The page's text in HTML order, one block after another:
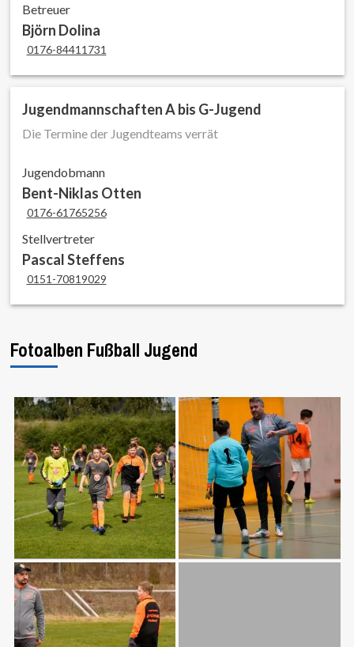
Betreuer
Björn Dolina
0176-84411731
Jugendmannschaften A bis G-Jugend
Die Termine der Jugendteams verrät
Jugendobmann
Bent-Niklas Otten
0176-61765256
Stellvertreter
Pascal Steffens
0151-70819029
Fotoalben Fußball Jugend